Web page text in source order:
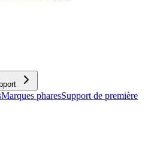
Marques pharesSupport de première